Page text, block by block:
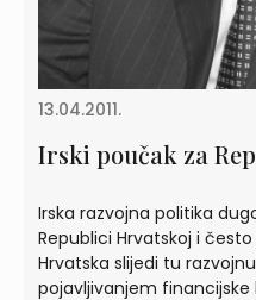
13.04.2011.
Irski poučak za
Irska razvojna politika
Republici Hrvatskoj i
Hrvatska slijedi tu
pojavljivanjem financijske